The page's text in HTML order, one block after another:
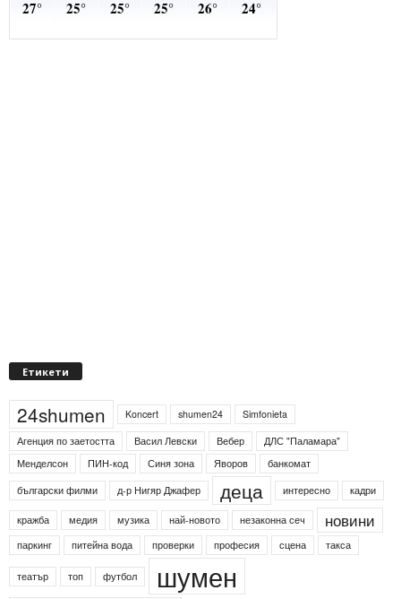
Етикети
24shumen Koncert shumen24
Simfonieta
Агенция по заетостта
Васил Левски Вебер
ДЛС "Паламара"
Менделсон
ПИН-код Синя зона Яворов
банкомат
български филми
д-р Нигяр Джафер деца интересно кадри
кражба медия музика най-новото незаконна сеч новини
паркинг питейна вода проверки професия сцена такса
театър топ футбол шумен